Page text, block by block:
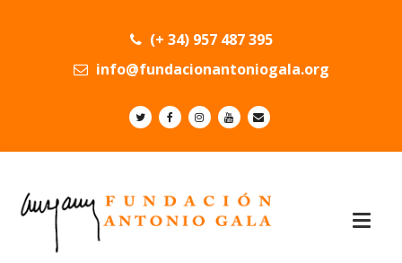
(+ 34) 957 487 395
info@fundacionantoniogala.org